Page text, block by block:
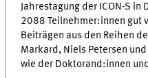
Jahrestagung der ICON-S
2088 Teilnehmer:innen gut
Beiträgen aus den Reihen
Markard, Niels Petersen
wie der Doktorand:innen